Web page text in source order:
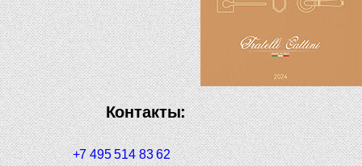
Контакты:
+7 495 514 83 62